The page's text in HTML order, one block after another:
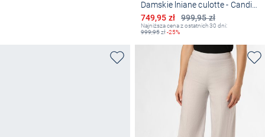
999,95 zł
Obniżona cena
749,95 zł
Najniższa cena z ostatnich 30 dni:
999,95zł-25%